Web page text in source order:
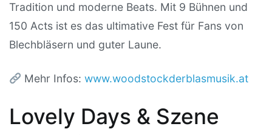
Tradition und moderne Beats. Mit 9 Bühnen und
150 Acts ist es das ultimative Fest für Fans von
Blechbläsern und guter Laune.
Mehr Infos:www.woodstockderblasmusik.at
Lovely Days & Szene